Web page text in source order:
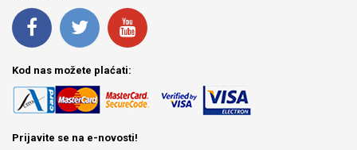
Kod nas možete plaćati:
Prijavite se na e-novosti!